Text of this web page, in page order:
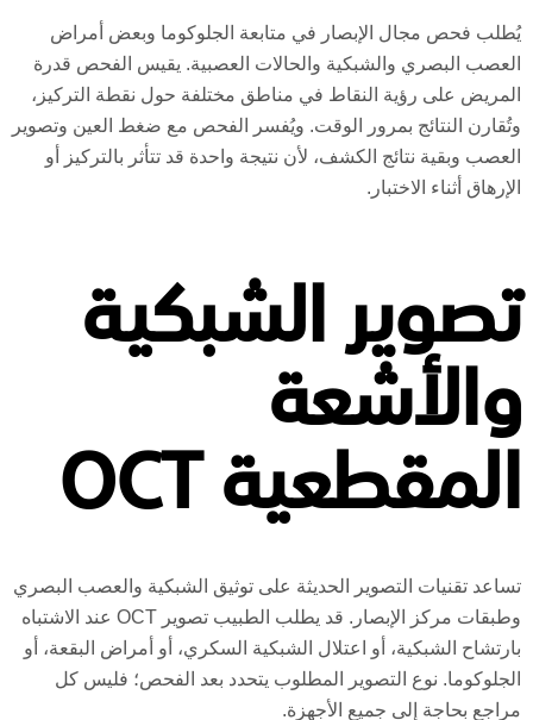
يُطلب فحص مجال الإبصار في متابعة الجلوكوما وبعض أمراض
العصب البصري والشبكية والحالات العصبية. يقيس الفحص قدرة
المريض على رؤية النقاط في مناطق مختلفة حول نقطة التركيز،
وتُقارن النتائج بمرور الوقت. ويُفسر الفحص مع ضغط العين وتصوير
العصب وبقية نتائج الكشف، لأن نتيجة واحدة قد تتأثر بالتركيز أو
الإرهاق أثناء الاختبار.
تصوير الشبكية
والأشعة
المقطعية OCT
تساعد تقنيات التصوير الحديثة على توثيق الشبكية والعصب البصري
وطبقات مركز الإبصار. قد يطلب الطبيب تصوير OCT عند الاشتباه
بارتشاح الشبكية، أو اعتلال الشبكية السكري، أو أمراض البقعة، أو
الجلوكوما. نوع التصوير المطلوب يتحدد بعد الفحص؛ فليس كل
مراجع بحاجة إلى جميع الأجهزة.